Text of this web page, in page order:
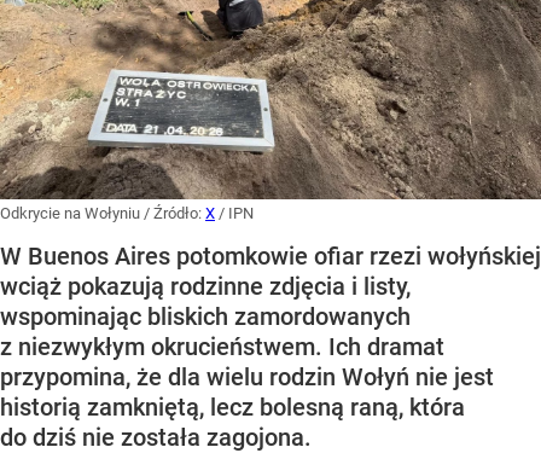
Odkrycie na Wołyniu / Źródło: X / IPN
W Buenos Aires potomkowie ofiar rzezi wołyńskiej
wciąż pokazują rodzinne zdjęcia i listy,
wspominając bliskich zamordowanych
z niezwykłym okrucieństwem. Ich dramat
przypomina, że dla wielu rodzin Wołyń nie jest
historią zamkniętą, lecz bolesną raną, która
do dziś nie została zagojona.